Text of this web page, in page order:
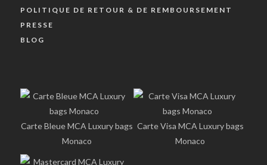
POLITIQUE DE RETOUR & DE REMBOURSEMENT
PRESSE
BLOG
Carte Bleue MCA Luxury bags
Monaco
Carte Visa MCA Luxury bags
Monaco